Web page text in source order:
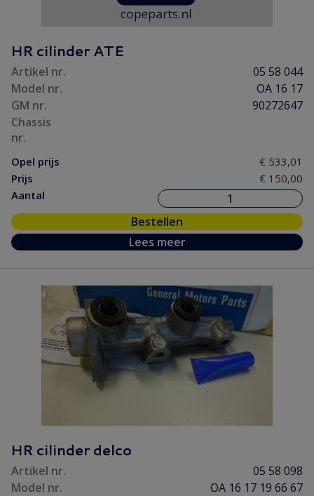
HR cilinder ATE
Artikel nr.
05 58 044
Model nr.
OA 16 17
GM nr.
90272647
Chassis
nr.
Opel prijs
€ 533,01
Prijs
€ 150,00
Aantal
Bestellen
Lees meer
HR cilinder delco
Artikel nr.
05 58 098
Model nr.
OA 16 17 19 66 67